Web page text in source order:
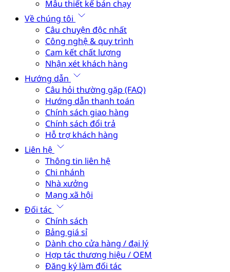
Mẫu thiết kế bán chạy
Về chúng tôi
Câu chuyện độc nhất
Công nghệ & quy trình
Cam kết chất lượng
Nhận xét khách hàng
Hướng dẫn
Câu hỏi thường gặp (FAQ)
Hướng dẫn thanh toán
Chính sách giao hàng
Chính sách đổi trả
Hỗ trợ khách hàng
Liên hệ
Thông tin liên hệ
Chi nhánh
Nhà xưởng
Mạng xã hội
Đối tác
Chính sách
Bảng giá sỉ
Dành cho cửa hàng / đại lý
Hợp tác thương hiệu / OEM
Đăng ký làm đối tác